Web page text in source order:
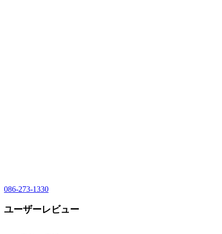
086-273-1330
ユーザーレビュー